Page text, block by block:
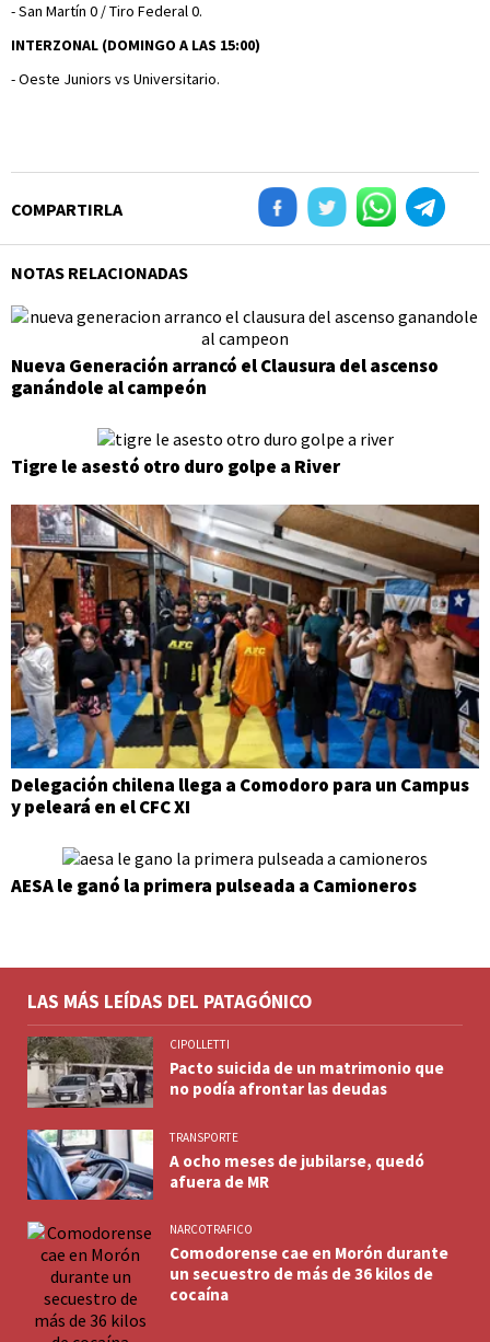
- San Martín 0 / Tiro Federal 0.
INTERZONAL (DOMINGO A LAS 15:00)
- Oeste Juniors vs Universitario.
COMPARTIRLA
NOTAS RELACIONADAS
Nueva Generación arrancó el Clausura del ascenso
ganándole al campeón
Tigre le asestó otro duro golpe a River
Delegación chilena llega a Comodoro para un Campus
y peleará en el CFC XI
AESA le ganó la primera pulseada a Camioneros
LAS MÁS LEÍDAS DEL PATAGÓNICO
CIPOLLETTI
Pacto suicida de un matrimonio que
no podía afrontar las deudas
TRANSPORTE
A ocho meses de jubilarse, quedó
afuera de MR
NARCOTRAFICO
Comodorense cae en Morón durante
un secuestro de más de 36 kilos de
cocaína